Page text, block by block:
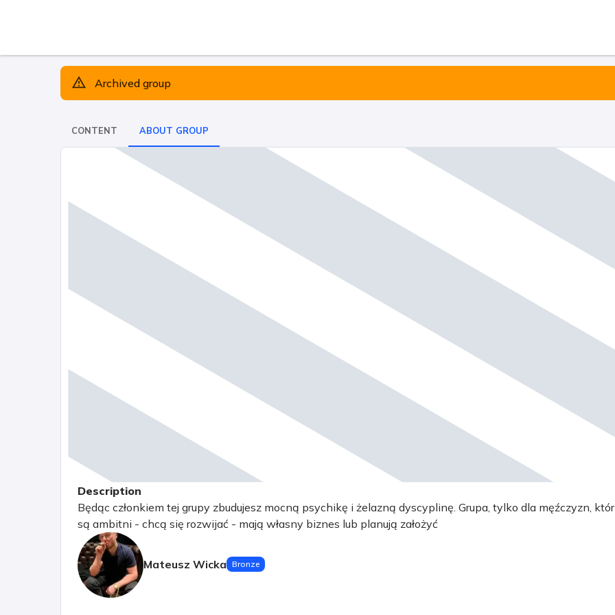
Archived group
CONTENT ABOUT GROUP
Description
Będąc członkiem tej grupy zbudujesz mocną psychikę i żelazną dyscyplinę. Grupa, tylko dla męźczyzn,
są ambitni - chcą się rozwijać - mają własny biznes lub planują założyć
Mateusz Wicka Bronze